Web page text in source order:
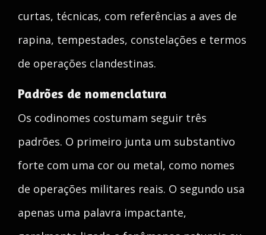
curtas, técnicas, com referências a aves de
rapina, tempestades, constelações e termos
de operações clandestinas.
Padrões de nomenclatura
Os codinomes costumam seguir três
padrões. O primeiro junta um substantivo
forte com uma cor ou metal, como nomes
de operações militares reais. O segundo usa
apenas uma palavra impactante,